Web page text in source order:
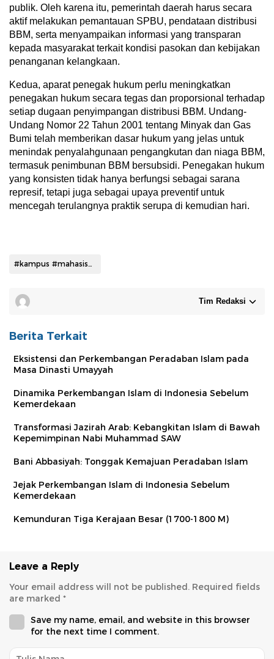
publik. Oleh karena itu, pemerintah daerah harus secara
aktif melakukan pemantauan SPBU, pendataan distribusi
BBM, serta menyampaikan informasi yang transparan
kepada masyarakat terkait kondisi pasokan dan kebijakan
penanganan kelangkaan.
Kedua, aparat penegak hukum perlu meningkatkan
penegakan hukum secara tegas dan proporsional terhadap
setiap dugaan penyimpangan distribusi BBM. Undang-
Undang Nomor 22 Tahun 2001 tentang Minyak dan Gas
Bumi telah memberikan dasar hukum yang jelas untuk
menindak penyalahgunaan pengangkutan dan niaga BBM,
termasuk penimbunan BBM bersubsidi. Penegakan hukum
yang konsisten tidak hanya berfungsi sebagai sarana
represif, tetapi juga sebagai upaya preventif untuk
mencegah terulangnya praktik serupa di kemudian hari.
#kampus #mahasiswa
Tim Redaksi
Berita Terkait
Eksistensi dan Perkembangan Peradaban Islam pada
Masa Dinasti Umayyah
Dinamika Perkembangan Islam di Indonesia Sebelum
Kemerdekaan
Transformasi Jazirah Arab: Kebangkitan Islam di Bawah
Kepemimpinan Nabi Muhammad SAW
Bani Abbasiyah: Tonggak Kemajuan Peradaban Islam
Jejak Perkembangan Islam di Indonesia Sebelum
Kemerdekaan
Kemunduran Tiga Kerajaan Besar (1700-1800 M)
Leave a Reply
Your email address will not be published. Required fields
are marked *
Save my name, email, and website in this browser
for the next time I comment.